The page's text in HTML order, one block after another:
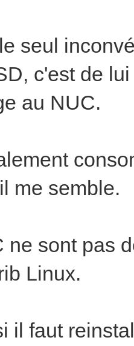
seul
c'est de
au NUC.
me semble.
ne sont pas
Linux.
il faut